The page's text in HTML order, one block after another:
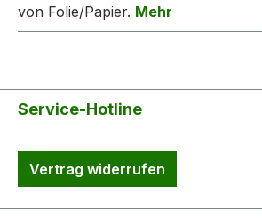
von Folie/Papier. Mehr
Service-Hotline
Vertrag widerrufen